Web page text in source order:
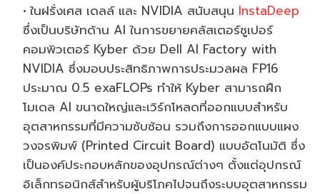
ในฝรั่งเศส เดลล์ และ NVIDIA สนับสนุน InstaDeep
ซึ่งเป็นบริษัทด้าน AI ในการขยายคลัสเตอร์ซูเปอร์
คอมพิวเตอร์ Kyber ด้วย Dell AI Factory with
NVIDIA ซึ่งมอบประสิทธิภาพการประมวลผล FP16
ประมาณ 0.5 exaFLOPs ทำให้ Kyber สามารถฝึก
โมเดล AI ขนาดใหญ่และเวิร์กโหลดที่ออกแบบสำหรับ
อุตสาหกรรมที่มีความซับซ้อน รวมถึงการออกแบบแผง
วงจรพิมพ์ (Printed Circuit Board) แบบอัตโนมัติ ซึ่ง
เป็นองค์ประกอบหลักของอุปกรณ์ต่างๆ ตั้งแต่อุปกรณ์
อิเล็กทรอนิกส์สำหรับผู้บริโภคไปจนถึงระบบอุตสาหกรรม